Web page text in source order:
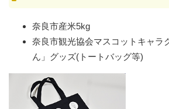
奈良市産米5kg
奈良市観光協会マスコットキャラ
ん」グッズ(トートバッグ等)